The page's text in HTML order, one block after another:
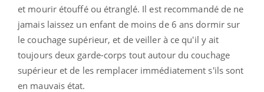
et mourir étouffé ou étranglé. Il est recommandé de ne
jamais laissez un enfant de moins de 6 ans dormir sur
le couchage supérieur, et de veiller à ce qu'il y ait
toujours deux garde-corps tout autour du couchage
supérieur et de les remplacer immédiatement s'ils sont
en mauvais état.